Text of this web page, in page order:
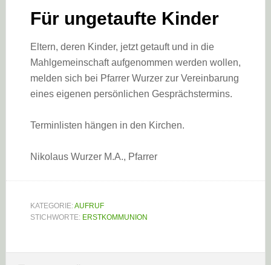
Für ungetaufte Kinder
Eltern, deren Kinder, jetzt getauft und in die
Mahlgemeinschaft aufgenommen werden wollen,
melden sich bei Pfarrer Wurzer zur Vereinbarung
eines eigenen persönlichen Gesprächstermins.
Terminlisten hängen in den Kirchen.
Nikolaus Wurzer M.A., Pfarrer
KATEGORIE:AUFRUF
STICHWORTE: ERSTKOMMUNION